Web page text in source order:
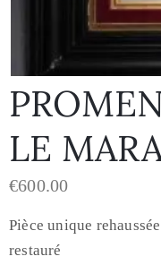
LE
€600.00
Pièce unique
restauré